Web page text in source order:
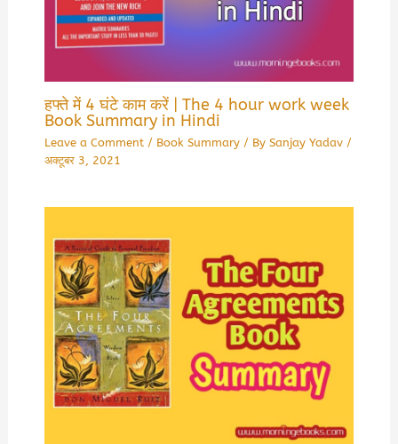
हफ्ते में 4 घंटे काम करें | The 4 hour work week
Book Summary in Hindi
Leave a Comment / Book Summary/ By Sanjay Yadav /
अक्टूबर 3, 2021